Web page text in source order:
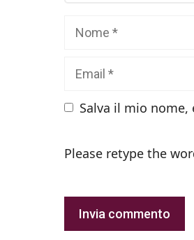
Salva il mio
Please retype the